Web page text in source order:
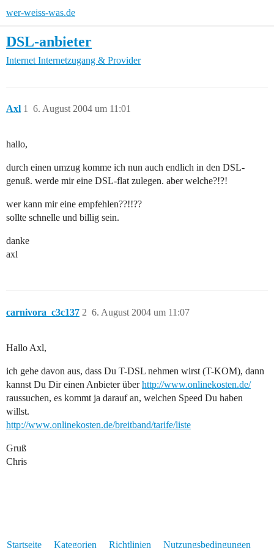
wer-weiss-was.de
DSL-anbieter
Internet Internetzugang & Provider
Axl 6. August 2004 um 11:01
1
hallo,
durch einen umzug komme ich nun auch endlich in den DSL-
genuß. werde mir eine DSL-flat zulegen. aber welche?!?!
wer kann mir eine empfehlen??!!??
sollte schnelle und billig sein.
danke
axl
carnivora_c3c137 6. August 2004 um 11:07
2
Hallo Axl,
ich gehe davon aus, dass Du T-DSL nehmen wirst (T-KOM), dann
kannst Du Dir einen Anbieter überhttp://www.onlinekosten.de/
raussuchen, es kommt ja darauf an, welchen Speed Du haben
willst.
http://www.onlinekosten.de/breitband/tarife/liste
Gruß
Chris
Startseite Kategorien Richtlinien Nutzungsbedingungen